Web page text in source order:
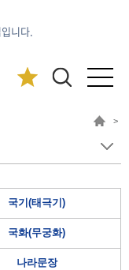
니다.
>
국기(태극기)
국화(무궁화)
나라문장